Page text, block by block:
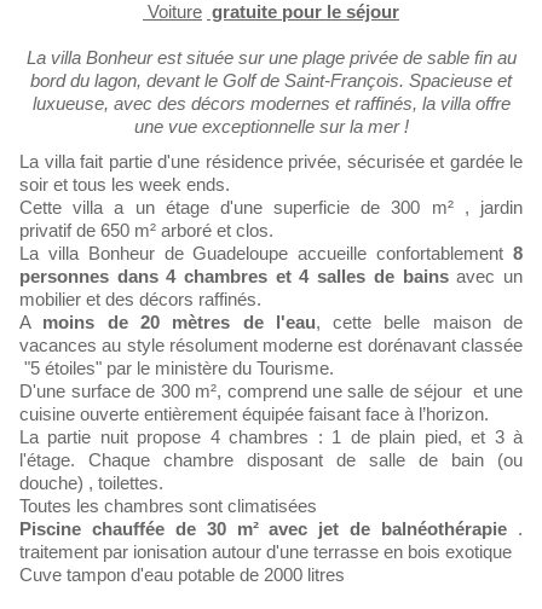
Voiture gratuite pour le séjour
La villa Bonheur est située sur une plage privée de sable fin au
bord du lagon, devant le Golf de Saint-François. Spacieuse et
luxueuse, avec des décors modernes et raffinés, la villa offre
une vue exceptionnelle sur la mer !
La villa fait partie d'une résidence privée, sécurisée et gardée le
soir et tous les week ends.
Cette villa a un étage d'une superficie de 300 m² , jardin
privatif de 650 m² arboré et clos.
La villa Bonheur de Guadeloupe accueille confortablement 8
personnes dans 4 chambres et 4 salles de bainsavec un
mobilier et des décors raffinés.
A moins de 20 mètres de l'eau, cette belle maison de
vacances au style résolument moderne est dorénavant classée
"5 étoiles" par le ministère du Tourisme.
D'une surface de 300 m², comprend une salle de séjour et une
cuisine ouverte entièrement équipée faisant face à l’horizon.
La partie nuit propose 4 chambres : 1 de plain pied, et 3 à
l'étage. Chaque chambre disposant de salle de bain (ou
douche) , toilettes.
Toutes les chambres sont climatisées
Piscine chauffée de 30 m² avec jet de balnéothérapie .
traitement par ionisation autour d'une terrasse en bois exotique
Cuve tampon d'eau potable de 2000 litres